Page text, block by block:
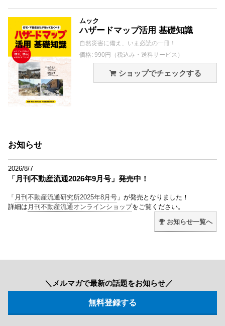
ムック
ハザードマップ活用 基礎知識
自然災害に備え、いま必読の一冊！
価格: 990円（税込み・送料サービス）
ショップでチェックする
お知らせ
2026/8/7
「月刊不動産流通2026年9月号」発売中！
「 月刊不動産流通研究所2025年8月号 」が発売となりました！
詳細は 月刊不動産流通オンラインショップをご覧ください。
お知らせ一覧へ
＼メルマガで最新の話題をお知らせ／